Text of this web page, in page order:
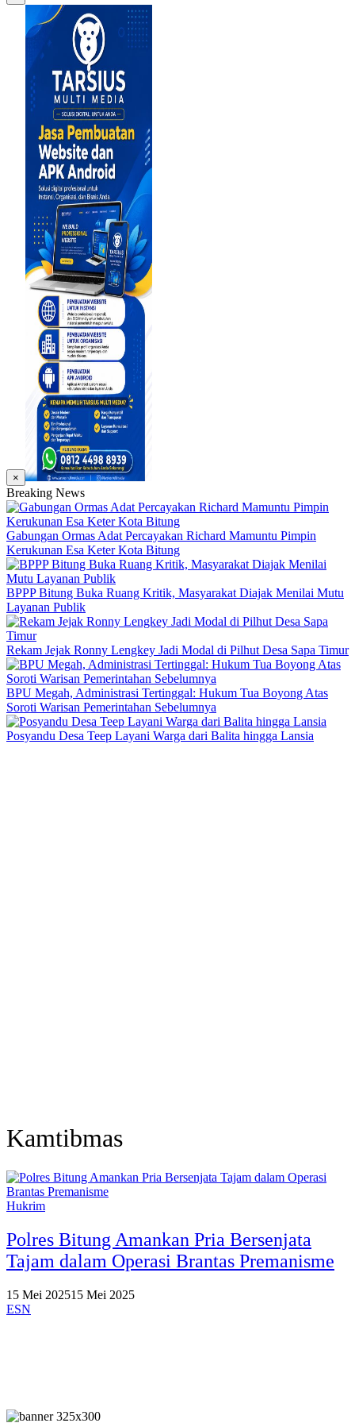
×
Breaking News
Gabungan Ormas Adat Percayakan Richard Mamuntu Pimpin
Kerukunan Esa Keter Kota Bitung
BPPP Bitung Buka Ruang Kritik, Masyarakat Diajak Menilai Mutu
Layanan Publik
Rekam Jejak Ronny Lengkey Jadi Modal di Pilhut Desa Sapa Timur
BPU Megah, Administrasi Tertinggal: Hukum Tua Boyong Atas
Soroti Warisan Pemerintahan Sebelumnya
Posyandu Desa Teep Layani Warga dari Balita hingga Lansia
Kamtibmas
Hukrim
Polres Bitung Amankan Pria Bersenjata
Tajam dalam Operasi Brantas Premanisme
15 Mei 202515 Mei 2025
ESN